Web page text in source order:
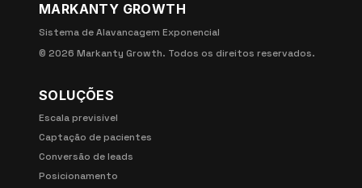
MARKANTY GROWTH
Sistema de Alavancagem Exponencial
© 2026 Markanty Growth. Todos os direitos reservados.
SOLUÇÕES
Escala previsível
Captação de pacientes
Conversão de leads
Posicionamento